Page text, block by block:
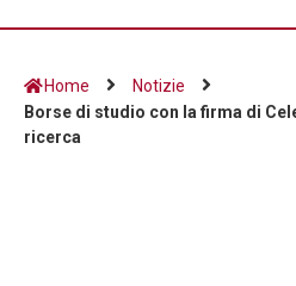
Home
Notizie
Borse di studio con la firma di
ricerca